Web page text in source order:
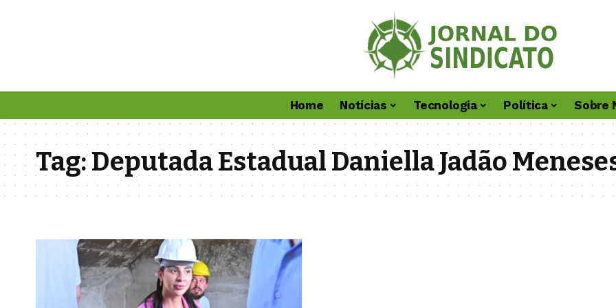
Home Notícias Tecnologia Política Sobre
Tag:Deputada Estadual Daniella Jadão